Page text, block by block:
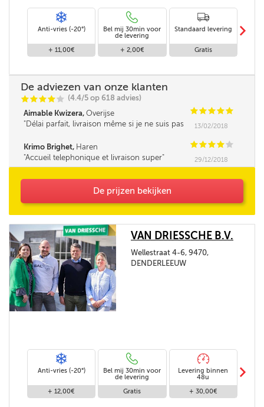
Anti-vries (-20°)
+ 11,00€
Bel mij 30min voor
de levering
+ 2,00€
Standaard levering
Gratis
m
De adviezen van onze klanten
CCCC C (4.4/5 op 618 advies)
Aimable Kwizera, Overijse CCCCC
Délai parfait, livraison même si je ne suis pas
13/02/2018
Krimo Brighet, Haren CCCC C
Accueil telephonique et livraison super
29/12/2018
De prijzen bekijken
VAN DRIESSCHE B.V.
Wellestraat 4-6, 9470,
DENDERLEEUW
Anti-vries (-20°)
+ 12,00€
Bel mij 30min voor
de levering
Gratis
Levering binnen
48u
+ 30,00€
m